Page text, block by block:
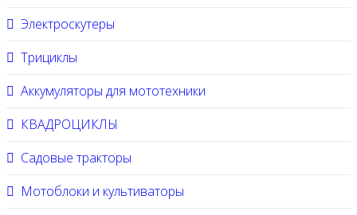
Электроскутеры
Трициклы
Аккумуляторы для мототехники
КВАДРОЦИКЛЫ
Садовые тракторы
Мотоблоки и культиваторы